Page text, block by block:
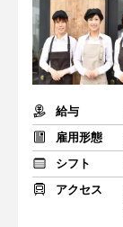
給与
雇用形態
シフト
アクセス